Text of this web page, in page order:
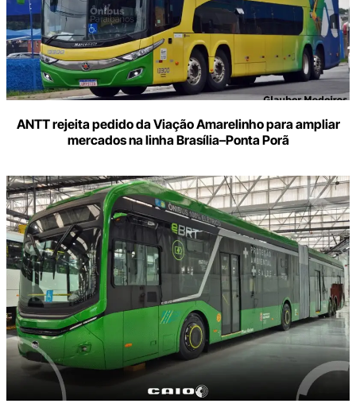
ANTT rejeita pedido da Viação Amarelinho para ampliar
mercados na linha Brasília–Ponta Porã